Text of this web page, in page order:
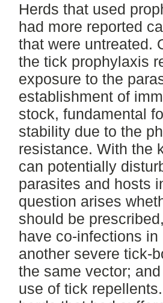
Herds that used
had more reported
that were untreated.
the tick prophylaxis
exposure to the
establishment of
stock, fundamental
stability due to the
resistance. With the
can potentially
parasites and hosts
question arises
should be
have co-infections
another severe tick-
the same vector;
use of tick